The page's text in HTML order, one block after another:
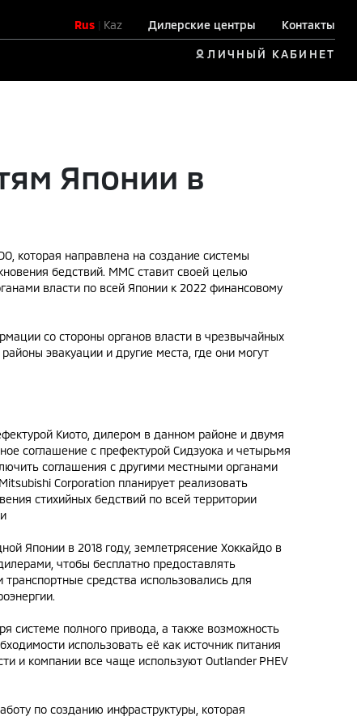
Rus| Kaz Дилерские центры Контакты
ЛИЧНЫЙ КАБИНЕТ
Японии в
которая направлена на создание системы
бедствий. MMC ставит своей целью
власти по всей Японии к 2022 финансовому
со стороны органов власти в чрезвычайных
эвакуации и другие места, где они могут
Киото, дилером в данном районе и двумя
соглашение с префектурой Сидзуока и четырьмя
соглашения с другими местными органами
Corporation планирует реализовать
стихийных бедствий по всей территории
Японии в 2018 году, землетрясение Хоккайдо в
чтобы бесплатно предоставлять
средства использовались для
системе полного привода, а также возможность
использовать её как источник питания
и компании все чаще используют Outlander PHEV
по созданию инфраструктуры, которая